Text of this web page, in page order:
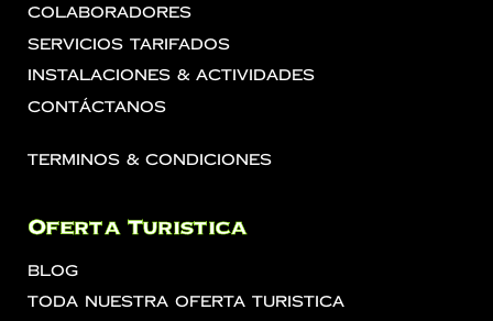
Colaboradores
Servicios Tarifados
Instalaciones & Actividades
Contáctanos
Terminos & Condiciones
Oferta Turistica
Blog
Toda Nuestra Oferta Turistica